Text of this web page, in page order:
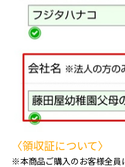
〈領収証について〉
※本商品ご購入のお客様全員